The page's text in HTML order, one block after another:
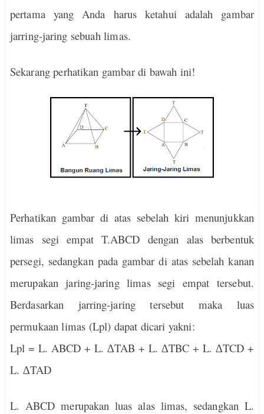
pertama yang Anda harus ketahui adalah gambar
jarring-jaring sebuah limas.
Sekarang perhatikan gambar di bawah ini!
Perhatikan gambar di atas sebelah kiri menunjukkan
limas segi empat T.ABCD dengan alas berbentuk
persegi, sedangkan pada gambar di atas sebelah kanan
merupakan jaring-jaring limas segi empat tersebut.
Berdasarkan jarring-jaring tersebut maka luas
permukaan limas (Lpl) dapat dicari yakni:
Lpl = L. ABCD + L. ∆TAB + L. ∆TBC + L. ∆TCD +
L. ∆TAD
L. ABCD merupakan luas alas limas, sedangkan L.